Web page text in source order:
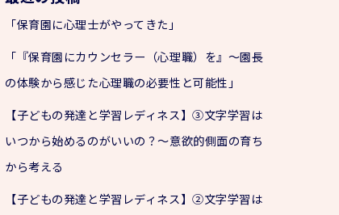
「保育園に心理士がやってきた」
「『保育園にカウンセラー（心理職）を』～園長
の体験から感じた心理職の必要性と可能性」
【子どもの発達と学習レディネス】③文字学習は
いつから始めるのがいいの？～意欲的側面の育ち
から考える
【子どもの発達と学習レディネス】②文字学習は